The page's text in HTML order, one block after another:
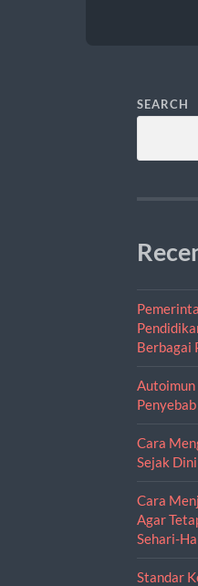
SEARCH
Berbagai
Autoimun
Cara
Sejak Dini
Cara
Agar
Sehari-
Standar